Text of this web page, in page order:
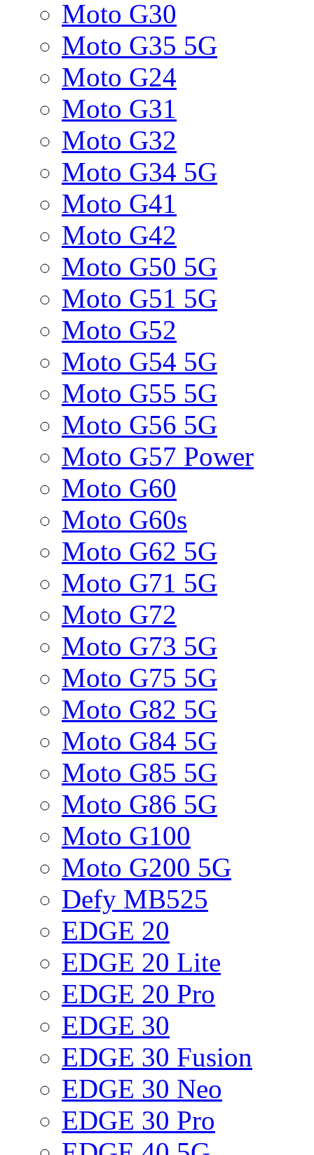
Moto G30
Moto G35 5G
Moto G24
Moto G31
Moto G32
Moto G34 5G
Moto G41
Moto G42
Moto G50 5G
Moto G51 5G
Moto G52
Moto G54 5G
Moto G55 5G
Moto G56 5G
Moto G57 Power
Moto G60
Moto G60s
Moto G62 5G
Moto G71 5G
Moto G72
Moto G73 5G
Moto G75 5G
Moto G82 5G
Moto G84 5G
Moto G85 5G
Moto G86 5G
Moto G100
Moto G200 5G
Defy MB525
EDGE 20
EDGE 20 Lite
EDGE 20 Pro
EDGE 30
EDGE 30 Fusion
EDGE 30 Neo
EDGE 30 Pro